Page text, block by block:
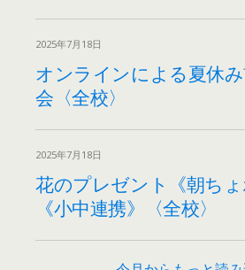
2025年7月18日
オンラインによる夏休
会〈全校〉
2025年7月18日
花のプレゼント《朝ちょ
《小中連携》〈全校〉